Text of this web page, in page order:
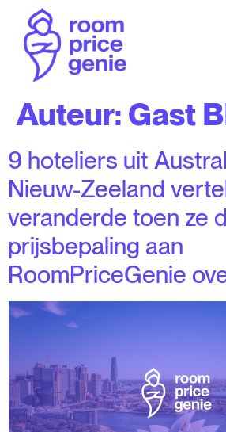
Auteur: Gast
9 hoteliers uit
Nieuw-Zeeland
veranderde toen ze
prijsbepaling aan
RoomPriceGenie